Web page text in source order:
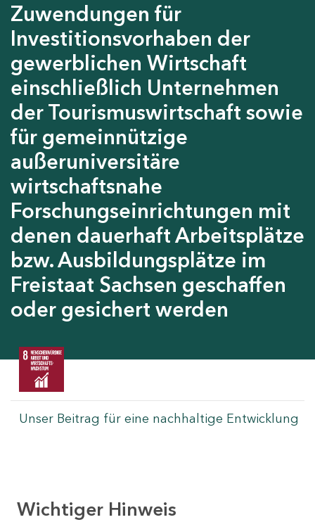
Zuwendungen für
Investitionsvorhaben der
gewerblichen Wirtschaft
einschließlich Unternehmen
der Tourismuswirtschaft sowie
für gemeinnützige
außeruniversitäre
wirtschaftsnahe
Forschungseinrichtungen mit
denen dauerhaft Arbeitsplätze
bzw. Ausbildungsplätze im
Freistaat Sachsen geschaffen
oder gesichert werden
Unser Beitrag für eine nachhaltige Entwicklung
Wichtiger Hinweis